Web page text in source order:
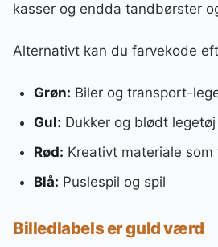
kasser og endda tandbørster
Alternativt kan du farvekode
Grøn: Biler og transport-
Gul: Dukker og blødt legetøj
Rød: Kreativt materiale som
Blå: Puslespil og spil
Billedlabels er guld værd